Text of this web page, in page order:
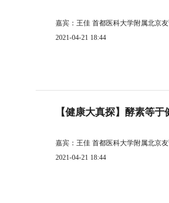
嘉宾：王佳 首都医科大学附属北京
2021-04-21 18:44
【健康大真探】酵素等
嘉宾：王佳 首都医科大学附属北京
2021-04-21 18:44